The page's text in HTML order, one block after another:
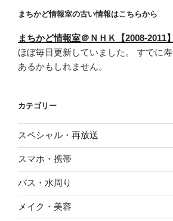
まちかど情報室の古い情報はこちらから
まちかど情報室＠ＮＨＫ【2008-2011】
ほぼ毎日更新していました。 すでに
あるかもしれません。
カテゴリー
スペシャル・再放送
スマホ・携帯
バス・水周り
メイク・美容